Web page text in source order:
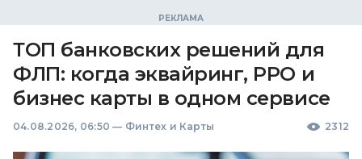
ТОП банковских решений для
ФЛП: когда эквайринг, РРО и
бизнес карты в одном сервисе
04.08.2026, 06:50 — Финтех и Карты 2312